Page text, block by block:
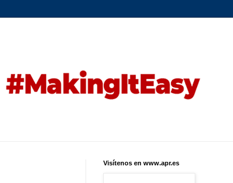
Visítenos en www.apr.es